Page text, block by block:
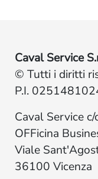
Caval Service
© Tutti i diritti
P.I.
Caval Service c/
OFFicina
Viale
36100 Vicenza